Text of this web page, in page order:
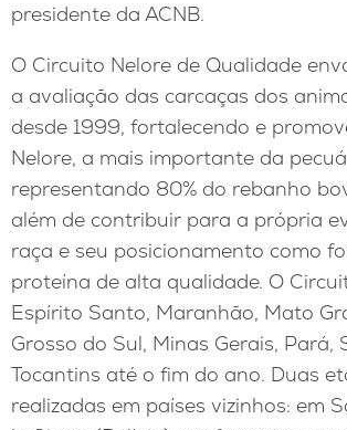
presidente da ACNB.
O Circuito Nelore de Qualidade
a avaliação das carcaças dos
desde 1999, fortalecendo e
Nelore, a mais importante da
representando 80% do rebanho
além de contribuir para a própria
raça e seu posicionamento como
proteína de alta qualidade. O
Espírito Santo, Maranhão, Mato
Grosso do Sul, Minas Gerais, Pará,
Tocantins até o fim do ano. Duas
realizadas em países vizinhos: em